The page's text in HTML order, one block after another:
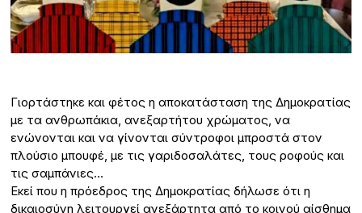
Γιορτάστηκε και φέτος η αποκατάσταση της Δημοκρατίας
με τα ανθρωπάκια, ανεξαρτήτου χρώματος, να
ενώνονται και να γίνονται σύντροφοι μπροστά στον
πλούσιο μπουφέ, με τις γαριδοσαλάτες, τους ροφούς και
τις σαμπάνιες…
Εκεί που η πρόεδρος της Δημοκρατίας δήλωσε ότι η
δικαιοσύνη λειτουργεί ανεξάρτητα από το κοινού αίσθημα